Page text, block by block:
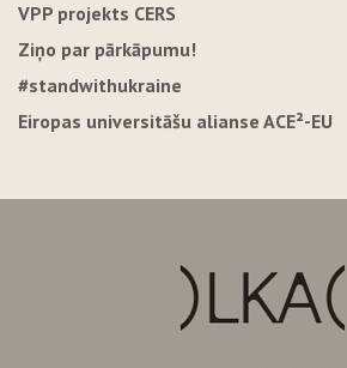
VPP projekts CERS
Ziņo par pārkāpumu!
#standwithukraine
Eiropas universitāšu alianse ACE²-EU